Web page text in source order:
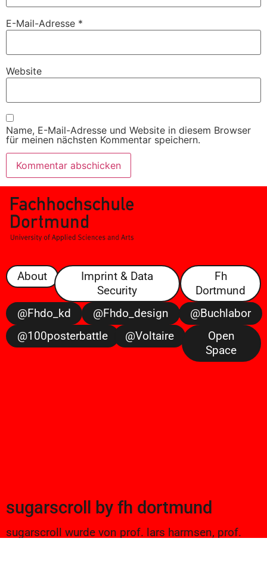
E-Mail-Adresse *
Website
Name, E-Mail-Adresse und Website in diesem Browser
für meinen nächsten Kommentar speichern.
About
Imprint & Data
Security
Fh
Dortmund
@fhdo_kd
@fhdo_design
@buchlabor
@100posterbattle
@voltaire
Open
Space
sugarscroll by fh dortmund
sugarscroll wurde von prof. lars harmsen, prof.